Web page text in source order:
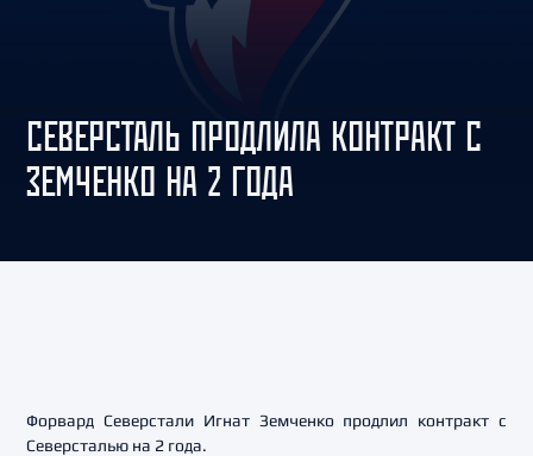
СЕВЕРСТАЛЬ ПРОДЛИЛА КОНТРАКТ С
ЗЕМЧЕНКО НА 2 ГОДА
Форвард Северстали Игнат Земченко продлил контракт с
Северсталью на 2 года.